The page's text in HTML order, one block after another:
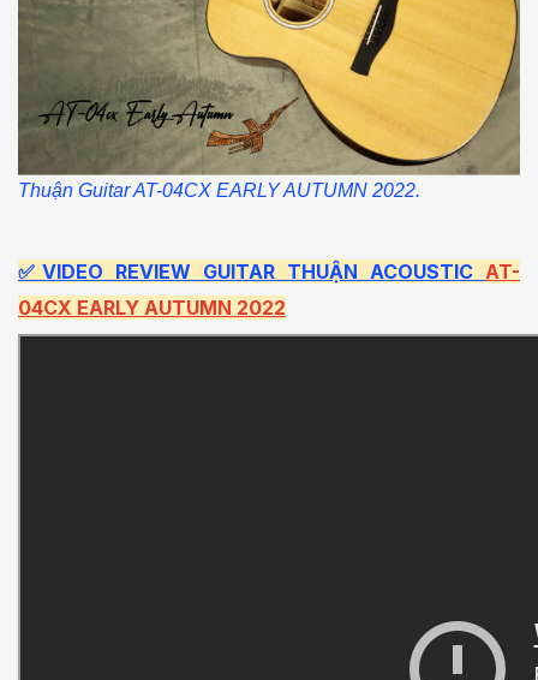
Thuận Guitar AT-04CX EARLY AUTUMN 2022.
✅VIDEO REVIEW GUITAR THUẬN ACOUSTIC AT-
04CX EARLY AUTUMN 2022